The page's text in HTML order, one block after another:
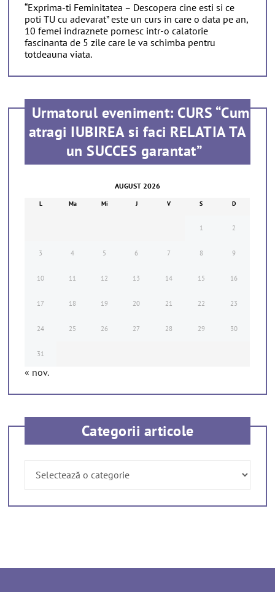
“Exprima-ti Feminitatea – Descopera cine esti si ce
poti TU cu adevarat” este un curs in care o data pe an,
10 femei indraznete pornesc intr-o calatorie
fascinanta de 5 zile care le va schimba pentru
totdeauna viata.
Urmatorul eveniment: CURS “Cum
atragi IUBIREA si faci RELATIA TA
un SUCCES garantat”
AUGUST 2026
L Ma Mi J V S D
1 2
3 4 5 6 7 8 9
10 11 12 13 14 15 16
17 18 19 20 21 22 23
24 25 26 27 28 29 30
31
« nov.
Categorii articole
Categorii
articole